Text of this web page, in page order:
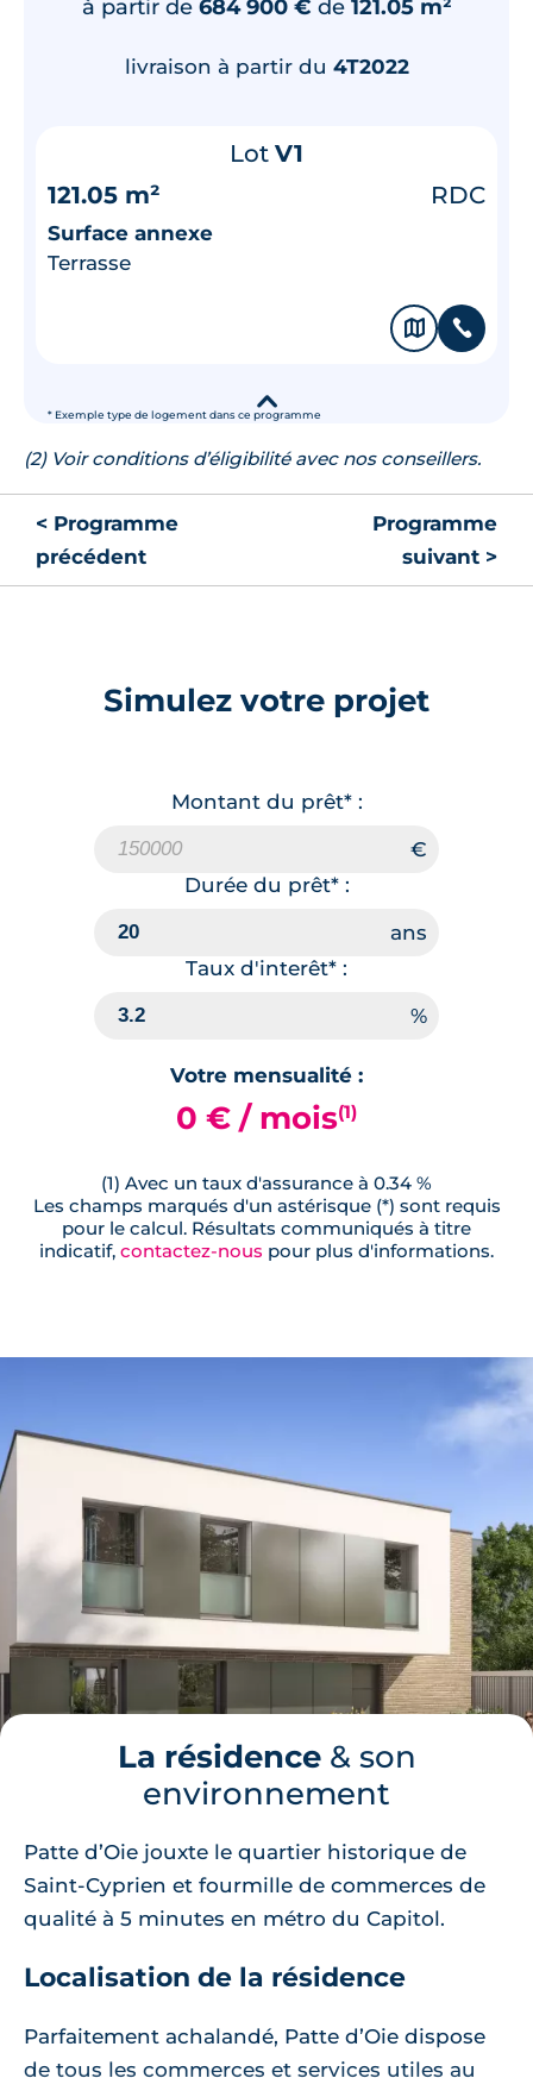
à partir de 684 900 € de 121.05 m²
* Exemple type de logement dans ce programme
livraison à partir du 4T2022
Lot V1
121.05 m²
RDC
Surface annexe
Terrasse
🗞 📞
▾
(2) Voir conditions d’éligibilité avec nos conseillers.
< Programme
précédent
Programme
suivant >
Simulez votre projet
Montant du prêt* :
Durée du prêt* :
Taux d'interêt* :
Votre mensualité :
0 € / mois(1)
(1) Avec un taux d'assurance à 0.34 %
Les champs marqués d'un astérisque (*) sont requis
pour le calcul. Résultats communiqués à titre
indicatif, contactez-nous pour plus d'informations.
La résidence& son
environnement
Patte d’Oie jouxte le quartier historique de
Saint-Cyprien et fourmille de commerces de
qualité à 5 minutes en métro du Capitol.
Localisation de la résidence
Parfaitement achalandé, Patte d’Oie dispose
de tous les commerces et services utiles au